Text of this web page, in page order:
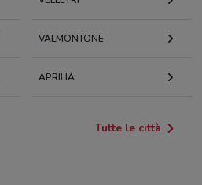
VALMONTONE
APRILIA
Tutte le città